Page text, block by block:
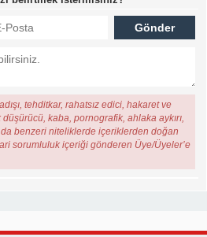
tehditkar, rahatsız edici, hakaret ve
düşürücü, kaba, pornografik, ahlaka aykırı,
benzeri niteliklerde içeriklerden doğan
sorumluluk içeriği gönderen Üye/Üyeler’e